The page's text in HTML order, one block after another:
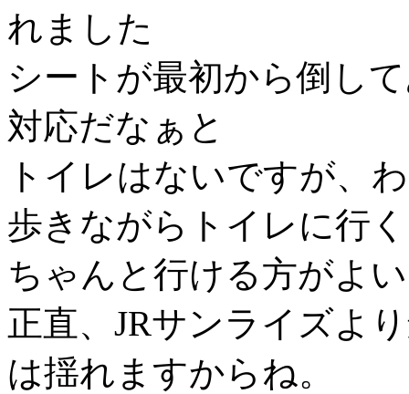
れました
シートが最初から倒し
対応だなぁと
トイレはないですが、
歩きながらトイレに行
ちゃんと行ける方がよ
正直、JRサンライズよ
は揺れますからね。